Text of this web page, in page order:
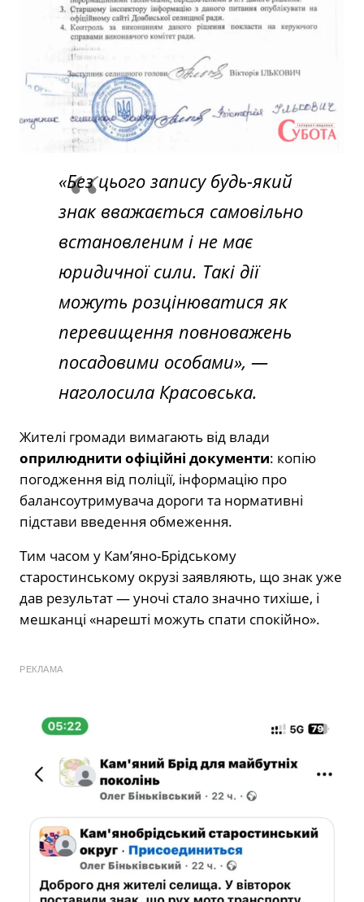
«Без цього запису будь-який
знак вважається самовільно
встановленим і не має
юридичної сили. Такі дії
можуть розцінюватися як
перевищення повноважень
посадовими особами», —
наголосила Красовська.
Жителі громади вимагають від влади
оприлюднити офіційні документи: копію
погодження від поліції, інформацію про
балансоутримувача дороги та нормативні
підстави введення обмеження.
Тим часом у Кам’яно-Брідському
старостинському окрузі заявляють, що знак уже
дав результат — уночі стало значно тихіше, і
мешканці «нарешті можуть спати спокійно».
РЕКЛАМА